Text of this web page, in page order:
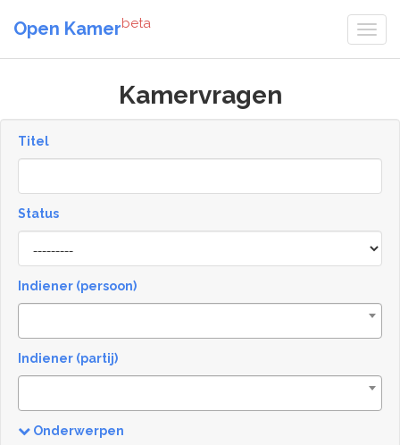
Open Kamerbeta
Kamervragen
Titel
Status
[invalid
name]
Indiener (persoon)
Indiener (partij)
Onderwerpen